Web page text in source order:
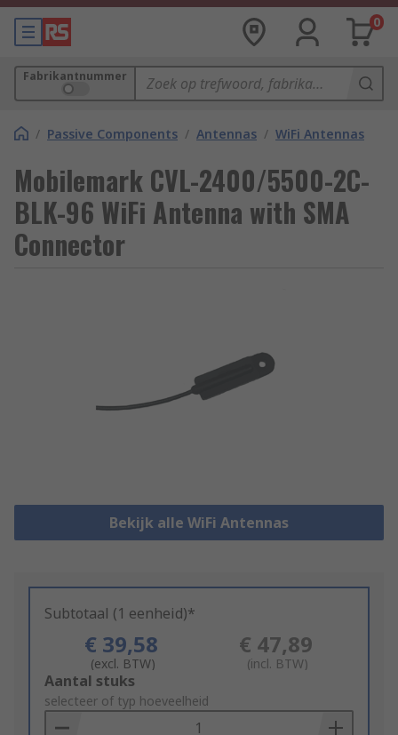
0
Fabrikantnummer
/ Passive Components / Antennas / WiFi Antennas
Mobilemark CVL-2400/5500-2C-
BLK-96 WiFi Antenna with SMA
Connector
Bekijk alle WiFi Antennas
Subtotaal (1 eenheid)*
€ 39,58
(excl. BTW)
€ 47,89
(incl. BTW)
Add
to
Basket
Aantal stuks
selecteer of typ hoeveelheid